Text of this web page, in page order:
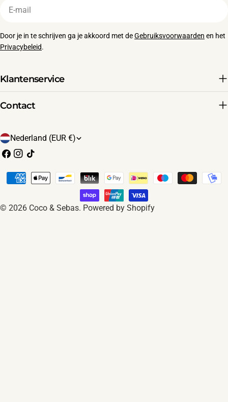
Door je in te schrijven ga je akkoord met deGebruiksvoorwaarden en het
Privacybeleid.
Klantenservice
Contact
L
a
n
d
/
Nederland (EUR €)
Facebook
Instagram
TikTok
© 2026 Coco & Sebas. Powered by Shopify
Betaalmethoden